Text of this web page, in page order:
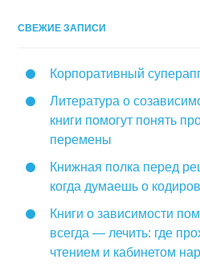
СВЕЖИЕ ЗАПИСИ
Корпоративный
Литература о
книги помогут понять
перемены
Книжная полка перед
когда думаешь о
Книги о зависимости
всегда — лечить: где
чтением и кабинетом